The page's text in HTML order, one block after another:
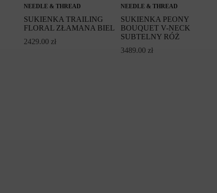
NEEDLE & THREAD
SUKIENKA TRAILING
FLORAL ZŁAMANA BIEL
2429.00 zł
NEEDLE & THREAD
SUKIENKA PEONY
BOUQUET V-NECK
SUBTELNY RÓŻ
3489.00 zł